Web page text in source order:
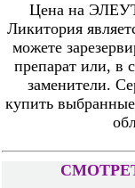
Цена на
Ликитория
можете
препарат или, в
заменители.
купить